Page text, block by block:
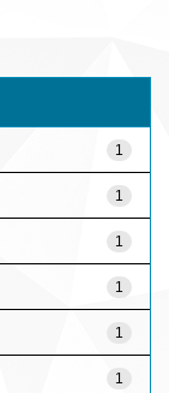
1
1
1
1
1
1